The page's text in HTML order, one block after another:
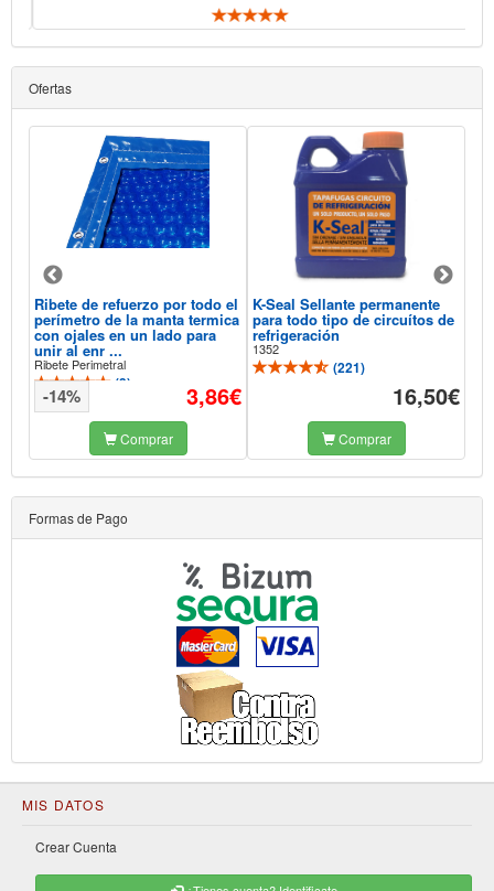
Ofertas
Ribete de refuerzo por todo el
perímetro de la manta termica
con ojales en un lado para
unir al enr ...
Ribete Perimetral
(3) 3,86€
-14%
Comprar
K-Seal Sellante permanente
para todo tipo de circuítos de
refrigeración
1352
(221)
16,50€
Comprar
Formas de Pago
MIS DATOS
Crear Cuenta